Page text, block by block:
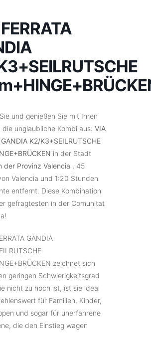
und genießen Sie mit Ihren
die unglaubliche Kombi aus: VIA
GANDIA K2/K3+SEILRUTSCHE
in der Stadt
der Provinz Valencia , 45
Valencia und 1:20 Stunden
entfernt. Diese Kombination
gefragtesten in der Comunitat
GANDIA
zeichnet sich
geringen Schwierigkeitsgrad
nicht zu hoch ist, ist sie ideal
für Familien, Kinder,
und sogar für unerfahrene
die den Einstieg wagen